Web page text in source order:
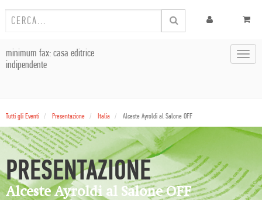
minimum fax: casa editrice
indipendente
Tutti gli Eventi Presentazione Italia Alceste Ayroldi al Salone OFF
PRESENTAZIONE
Alceste Ayroldi al Salone OFF